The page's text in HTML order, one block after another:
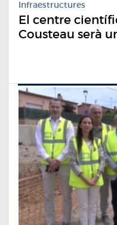
Infraestructures
El centre
Cousteau serà